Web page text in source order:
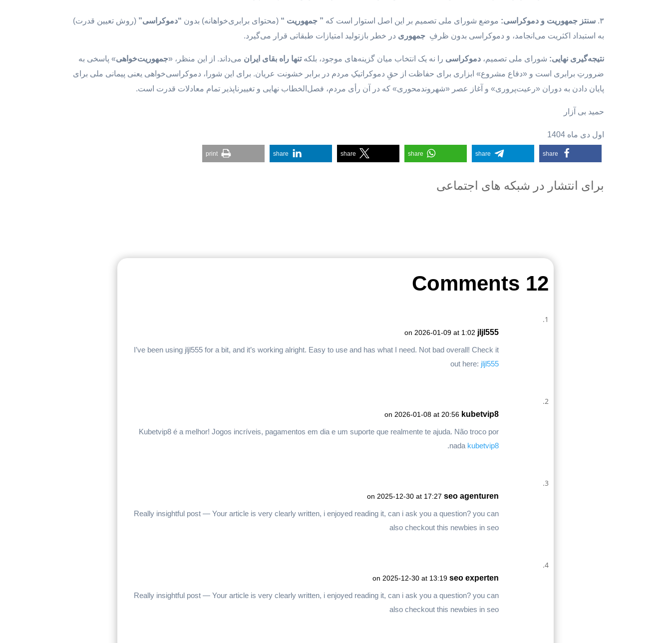
۳. سنتز جمهوریت و دموکراسی: موضع شورای ملی تصمیم بر این اصل استوار است که ” جمهوریت “ (محتوای برابری‌خواهانه) بدون “دموکراسی” (روش تعیین قدرت)
به استبداد اکثریت می‌انجامد، و دموکراسی بدون ظرفِجمهوری در خطر بازتولید امتیازات طبقاتی قرار می‌گیرد.
نتیجه‌گیری نهایی: شورای ملی تصمیم،دموکراسی را نه یک انتخاب میان گزینه‌های موجود، بلکهتنها راه بقای ایران می‌داند. از این منظر، «جمهوریت‌خواهی» پاسخی به
ضرورتِ برابری است و «دفاع مشروع» ابزاری برای حفاظت از حقِ دموکراتیکِ مردم در برابر خشونت عریان. برای این شورا، دموکراسی‌خواهی یعنی پیمانی ملی برای
پایان دادن به دوران «رعیت‌پروری» و آغاز عصر «شهروند‌محوری» که در آن رأی مردم، فصل‌الخطاب نهایی و تغییرناپذیر تمام معادلات قدرت است.
حمید بی آزار
اول دی ماه 1404
share
share
share
share
share
print
برای انتشار در شبکه های اجتماعی
12 Comments
jljl555
on 2026-01-09 at 1:02
I’ve been using jljl555 for a bit, and it’s working alright. Easy to use and has what I need. Not bad overall! Check it
out here: jljl555
kubetvip8
on 2026-01-08 at 20:56
Kubetvip8 é a melhor! Jogos incríveis, pagamentos em dia e um suporte que realmente te ajuda. Não troco por
nada kubetvip8
.
seo agenturen
on 2025-12-30 at 17:27
Really insightful post — Your article is very clearly written, i enjoyed reading it, can i ask you a question? you can
also checkout this newbies in seo
seo experten
on 2025-12-30 at 13:19
Really insightful post — Your article is very clearly written, i enjoyed reading it, can i ask you a question? you can
also checkout this newbies in seo